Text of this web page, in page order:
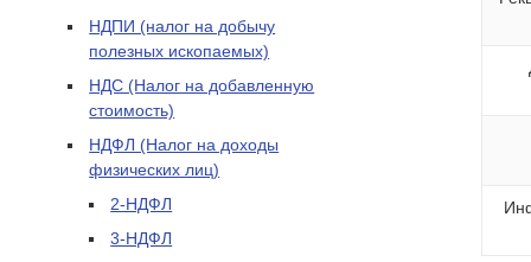
НДПИ (налог на добычу
полезных ископаемых)
НДС (Налог на добавленную
стоимость)
НДФЛ (Налог на доходы
физических лиц)
2-НДФЛ
3-НДФЛ